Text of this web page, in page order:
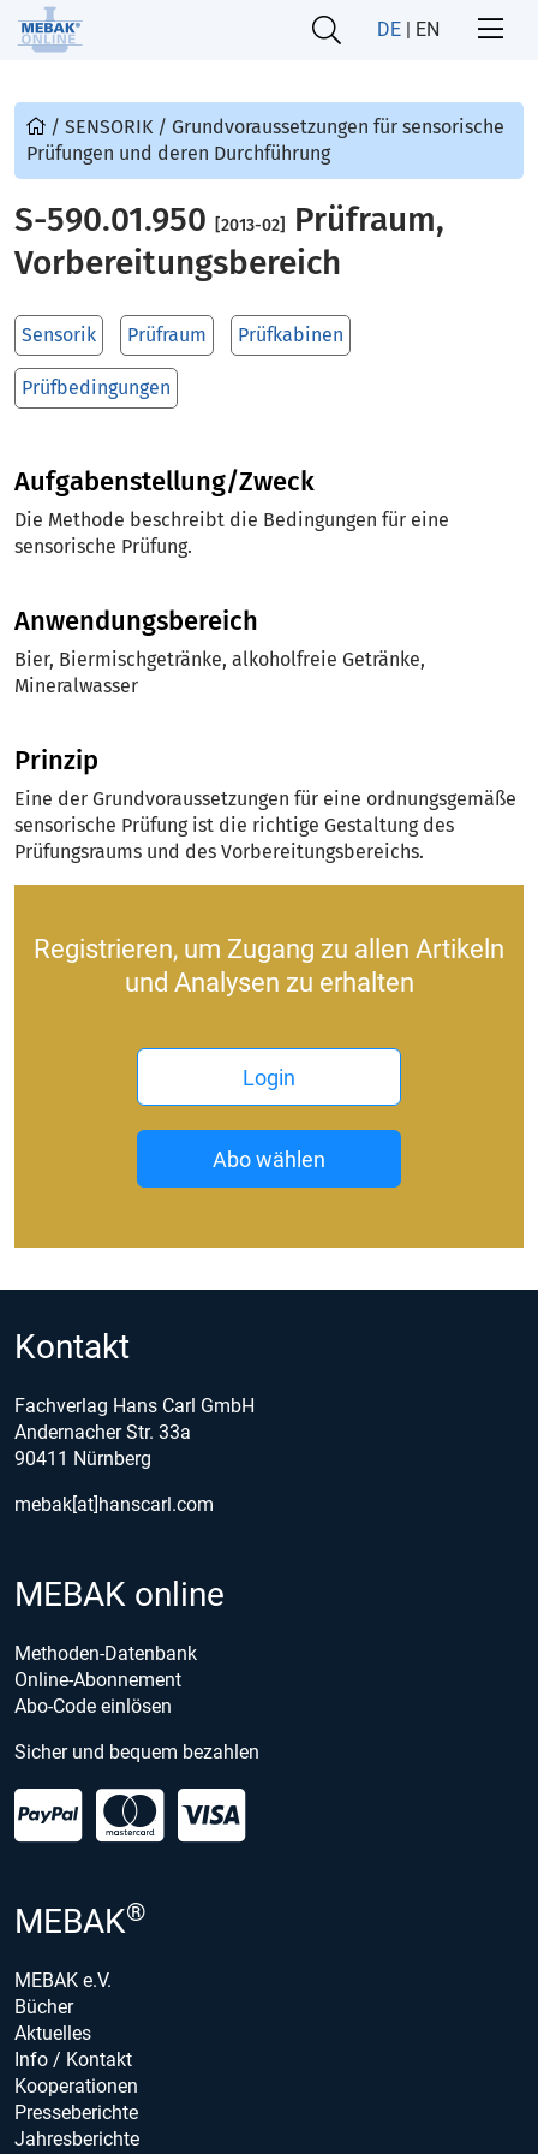
DE | EN
/ SENSORIK / Grundvoraussetzungen für sensorische
Prüfungen und deren Durchführung
S-590.01.950 [2013-02]
Prüfraum,
Vorbereitungsbereich
Sensorik Prüfraum Prüfkabinen
Prüfbedingungen
Aufgabenstellung/Zweck
Die Methode beschreibt die Bedingungen für eine
sensorische Prüfung.
Anwendungsbereich
Bier, Biermischgetränke, alkoholfreie Getränke,
Mineralwasser
Prinzip
Eine der Grundvoraussetzungen für eine ordnungsgemäße
sensorische Prüfung ist die richtige Gestaltung des
Prüfungsraums und des Vorbereitungsbereichs.
Registrieren, um Zugang zu allen Artikeln
und Analysen zu erhalten
Login
Abo wählen
Kontakt
Fachverlag Hans Carl GmbH
Andernacher Str. 33a
90411 Nürnberg
mebak[at]hanscarl.com
MEBAK online
Methoden-Datenbank
Online-Abonnement
Abo-Code einlösen
Sicher und bequem bezahlen
MEBAK®
MEBAK e.V.
Bücher
Aktuelles
Info / Kontakt
Kooperationen
Presseberichte
Jahresberichte